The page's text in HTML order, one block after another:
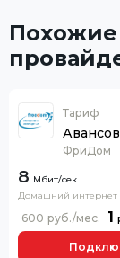
Тариф
ФриДом
8
Домашний интернет
1
600